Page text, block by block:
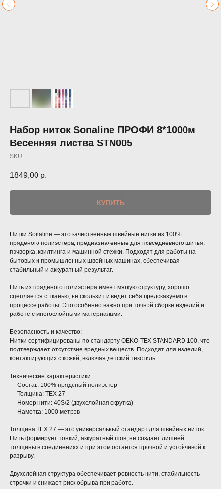
Набор ниток Sonaline ПРОФИ 8*1000м
Весенняя листва STN005
SKU:
1849,00 р.
КУПИТЬ
Нитки Sonaline — это качественные швейные нитки из 100%
прядёного полиэстера, предназначенные для повседневного шитья,
пэчворка, квилтинга и машинной стёжки. Подходят для работы на
бытовых и промышленных швейных машинах, обеспечивая
стабильный и аккуратный результат.
Нить из прядёного полиэстера имеет мягкую структуру, хорошо
сцепляется с тканью, не скользит и ведёт себя предсказуемо в
процессе работы. Это особенно важно при точной сборке изделий и
работе с многослойными материалами.
Безопасность и качество:
Нитки сертифицированы по стандарту OEKO-TEX STANDARD 100, что
подтверждает отсутствие вредных веществ. Подходят для изделий,
контактирующих с кожей, включая детский текстиль.
Технические характеристики:
— Состав: 100% прядёный полиэстер
— Толщина: TEX 27
— Номер нити: 40S/2 (двухслойная скрутка)
— Намотка: 1000 метров
Толщина TEX 27 — это универсальный стандарт для швейных ниток.
Нить формирует тонкий, аккуратный шов, не создаёт лишней
толщины в соединениях и при этом остаётся прочной и устойчивой к
разрыву.
Двухслойная структура обеспечивает ровность нити, стабильность
строчки и снижает риск обрыва при работе.